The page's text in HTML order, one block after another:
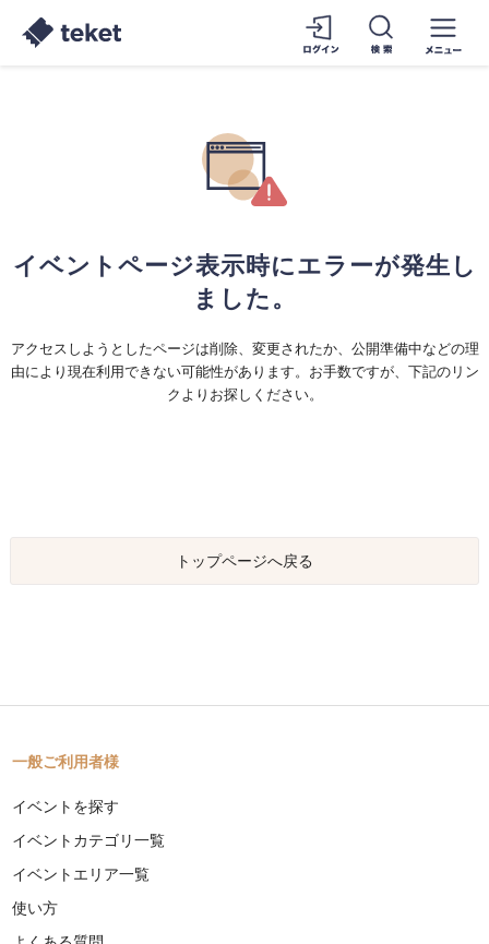
イベントページ表示時にエラーが発生し
ました。
アクセスしようとしたページは削除、変更されたか、公開準備中などの理
由により現在利用できない可能性があります。お手数ですが、下記のリン
クよりお探しください。
トップページへ戻る
一般ご利用者様
イベントを探す
イベントカテゴリ一覧
イベントエリア一覧
使い方